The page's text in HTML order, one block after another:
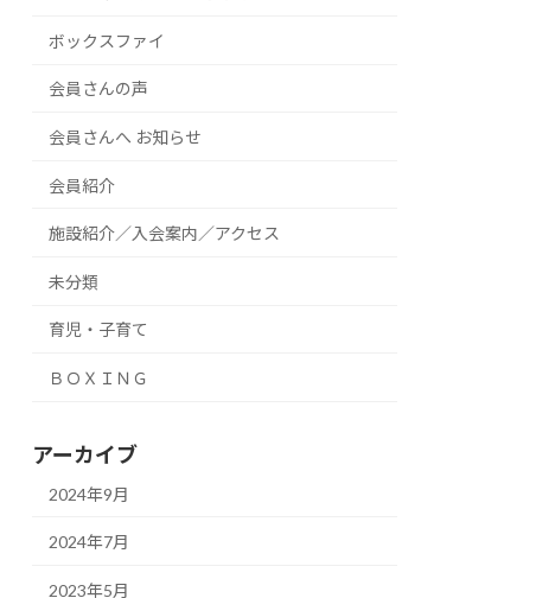
ボックスファイ
会員さんの声
会員さんへ お知らせ
会員紹介
施設紹介／入会案内／アクセス
未分類
育児・子育て
ＢＯＸＩＮＧ
アーカイブ
2024年9月
2024年7月
2023年5月